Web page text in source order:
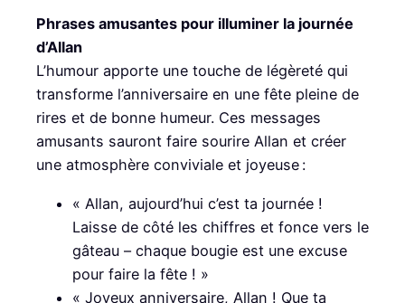
Phrases amusantes pour illuminer la journée
d’Allan
L’humour apporte une touche de légèreté qui
transforme l’anniversaire en une fête pleine de
rires et de bonne humeur. Ces messages
amusants sauront faire sourire Allan et créer
une atmosphère conviviale et joyeuse :
« Allan, aujourd’hui c’est ta journée !
Laisse de côté les chiffres et fonce vers le
gâteau – chaque bougie est une excuse
pour faire la fête ! »
« Joyeux anniversaire, Allan ! Que ta